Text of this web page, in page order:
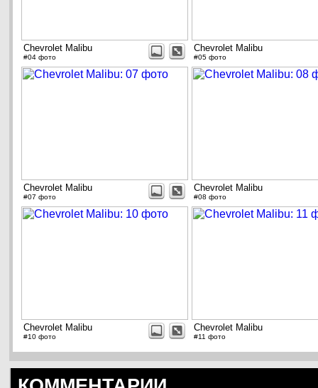
Chevrolet Malibu
#04 фото
Chevrolet Malibu
#05 фото
Chevrolet Malibu
#07 фото
Chevrolet Malibu
#08 фото
Chevrolet Malibu
#10 фото
Chevrolet Malibu
#11 фото